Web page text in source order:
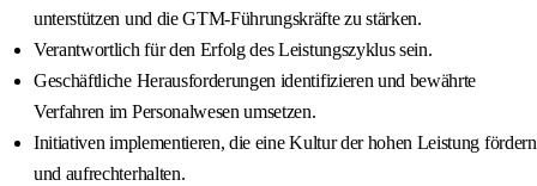
unterstützen und die GTM-Führungskräfte zu stärken.
Verantwortlich für den Erfolg des Leistungszyklus sein.
Geschäftliche Herausforderungen identifizieren und bewährte
Verfahren im Personalwesen umsetzen.
Initiativen implementieren, die eine Kultur der hohen Leistung fördern
und aufrechterhalten.